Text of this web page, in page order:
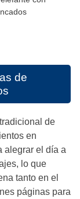
de
de
en
alegrar el día a
lo que
tanto en el
páginas para